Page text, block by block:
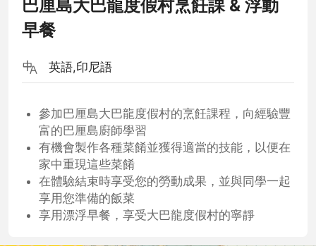
巴厘島大巴龍度假村烹飪課 & 浮動
早餐
英語,印尼語
參加巴厘島大巴龍度假村的烹飪課程，向經驗豐
富的巴厘島廚師學習
有機會製作各種菜餚並獲得適當的技能，以便在
家中重現這些菜餚
在體驗結束時享受您的勞動成果，並與同學一起
享用您準備的飯菜
享用漂浮早餐，享受大巴龍度假村的寧靜